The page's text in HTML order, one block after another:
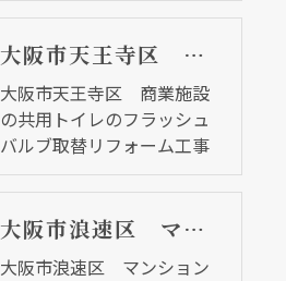
大阪市天王寺区 商業施設の共用トイレのフラッシュバルブ取替リフォーム工事
大阪市天王寺区 商業施設
の共用トイレのフラッシュ
バルブ取替リフォーム工事
大阪市浪速区 マンションの内装リフォーム工事 フローリングや建具も替えました
大阪市浪速区 マンション